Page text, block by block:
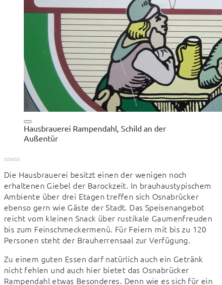
Hausbrauerei Rampendahl, Schild an der
Außentür
Die Hausbrauerei besitzt einen der wenigen noch
erhaltenen Giebel der Barockzeit. In brauhaustypischem
Ambiente über drei Etagen treffen sich Osnabrücker
ebenso gern wie Gäste der Stadt. Das Speisenangebot
reicht vom kleinen Snack über rustikale Gaumenfreuden
bis zum Feinschmeckermenü. Für Feiern mit bis zu 120
Personen steht der Brauherrensaal zur Verfügung.
Zu einem guten Essen darf natürlich auch ein Getränk
nicht fehlen und auch hier bietet das Osnabrücker
Rampendahl etwas Besonderes. Denn wie es sich für ein